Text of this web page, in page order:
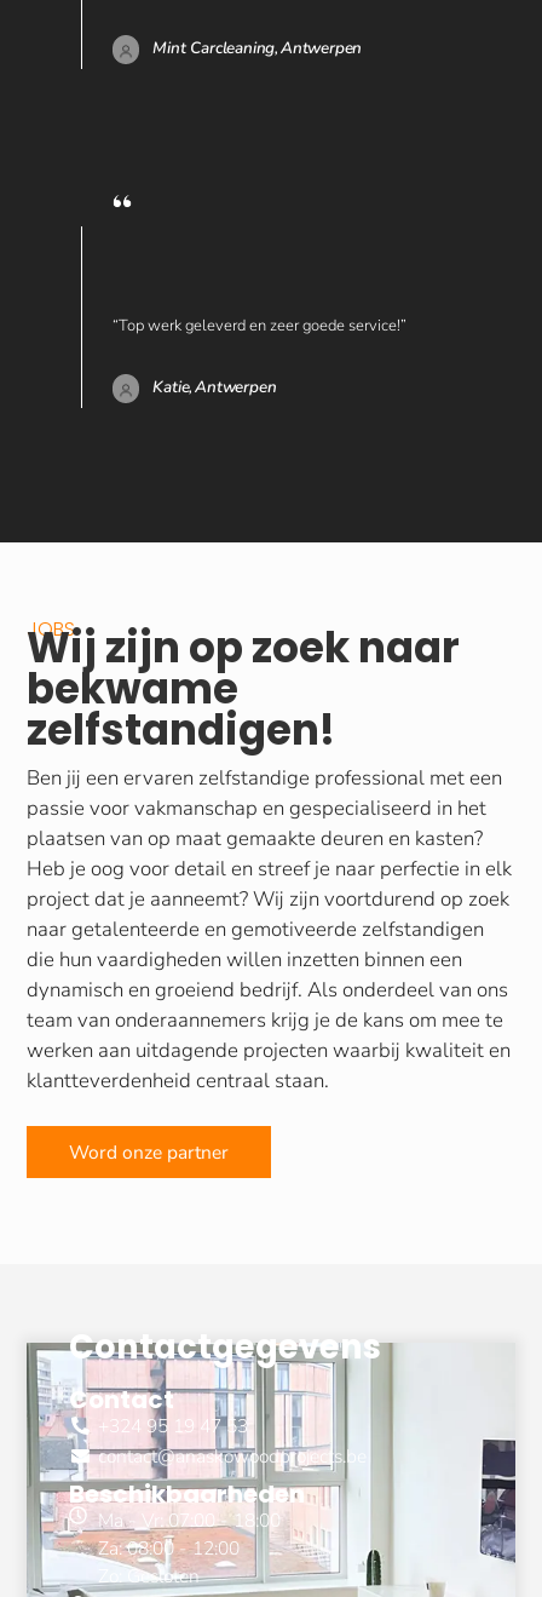
Mint Carcleaning,Antwerpen
“Top werk geleverd en zeer goede service!”
Katie,Antwerpen
JOBS
Wij zijn op zoek naar
bekwame
zelfstandigen!
Ben jij een ervaren zelfstandige professional met een
passie voor vakmanschap en gespecialiseerd in het
plaatsen van op maat gemaakte deuren en kasten?
Heb je oog voor detail en streef je naar perfectie in elk
project dat je aanneemt? Wij zijn voortdurend op zoek
naar getalenteerde en gemotiveerde zelfstandigen
die hun vaardigheden willen inzetten binnen een
dynamisch en groeiend bedrijf. Als onderdeel van ons
team van onderaannemers krijg je de kans om mee te
werken aan uitdagende projecten waarbij kwaliteit en
klantteverdenheid centraal staan.
Word onze partner
Contactgegevens
Contact
+324 95 19 47 53
contact@anaskowoodprojects.be
Beschikbaarheden
Ma - Vr: 07:00 - 18:00
Za: 08:00 - 12:00
Zo: Gesloten